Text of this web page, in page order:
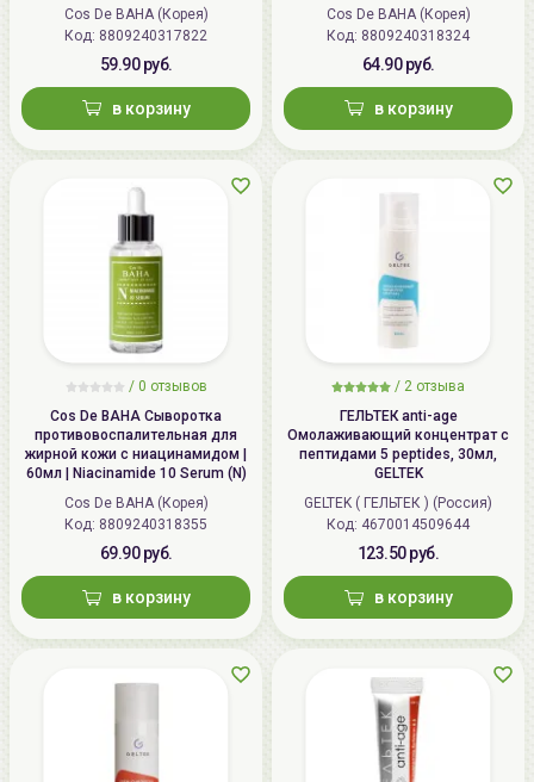
Cos De BAHA (Корея)
Код: 8809240317822
59.90 руб.
в корзину
Cos De BAHA (Корея)
Код: 8809240318324
64.90 руб.
в корзину
/ 0 отзывов
Cos De BAHA Сыворотка
противовоспалительная для
жирной кожи с ниацинамидом |
60мл | Niacinamide 10 Serum (N)
Cos De BAHA (Корея)
Код: 8809240318355
69.90 руб.
в корзину
/ 2 отзыва
ГЕЛЬТЕК anti-age
Омолаживающий концентрат с
пептидами 5 peptides, 30мл,
GELTEK
GELTEK ( ГЕЛЬТЕК ) (Россия)
Код: 4670014509644
123.50 руб.
в корзину